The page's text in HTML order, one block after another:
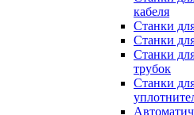
кабеля
Станки
Станки
Станки
трубок
Станки